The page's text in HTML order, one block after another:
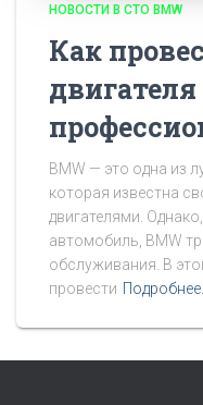
НОВОСТИ В СТО BMW
Как
BMW — это одна из
которая известна
двигателями.
автомобиль, BMW
обслуживания. В
провести Подробнее…